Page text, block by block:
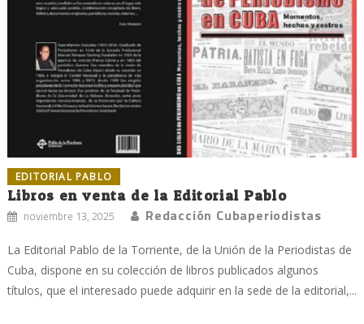
EDITORIAL PABLO
Libros en venta de la Editorial Pablo
noviembre 13, 2025 Redacción Cubaperiodistas
La Editorial Pablo de la Torriente, de la Unión de la Periodistas de
Cuba, dispone en su colección de libros publicados algunos
títulos, que el interesado puede adquirir en la sede de la editorial,...